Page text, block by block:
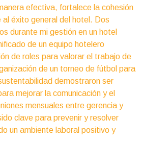
efectiva, fortalece la cohesión
al éxito general del hotel. Dos
durante mi gestión en un hotel
de un equipo hotelero
de roles para valorar el trabajo de
de un torneo de fútbol para
demostraron ser
mejorar la comunicación y el
mensuales entre gerencia y
clave para prevenir y resolver
un ambiente laboral positivo y